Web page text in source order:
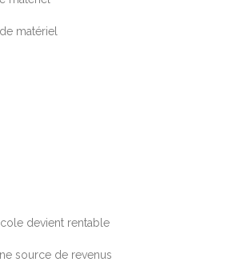
matériel
devient rentable
source de revenus